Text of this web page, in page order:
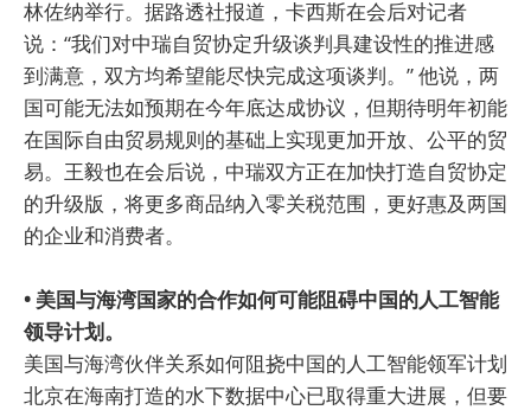
林佐纳举行。据路透社报道，卡西斯在会后对记者
说：“我们对中瑞自贸协定升级谈判具建设性的推进感
到满意，双方均希望能尽快完成这项谈判。” 他说，两
国可能无法如预期在今年底达成协议，但期待明年初能
在国际自由贸易规则的基础上实现更加开放、公平的贸
易。王毅也在会后说，中瑞双方正在加快打造自贸协定
的升级版，将更多商品纳入零关税范围，更好惠及两国
的企业和消费者。
• 美国与海湾国家的合作如何可能阻碍中国的人工智能
领导计划。
美国与海湾伙伴关系如何阻挠中国的人工智能领军计划
北京在海南打造的水下数据中心已取得重大进展，但要